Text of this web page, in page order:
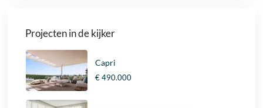
Projecten in de kijker
Capri
€ 490.000